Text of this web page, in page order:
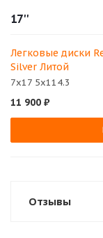
17''
Легковые диски
Silver Литой
7x17 5x114.3
11 900 ₽
Отзывы